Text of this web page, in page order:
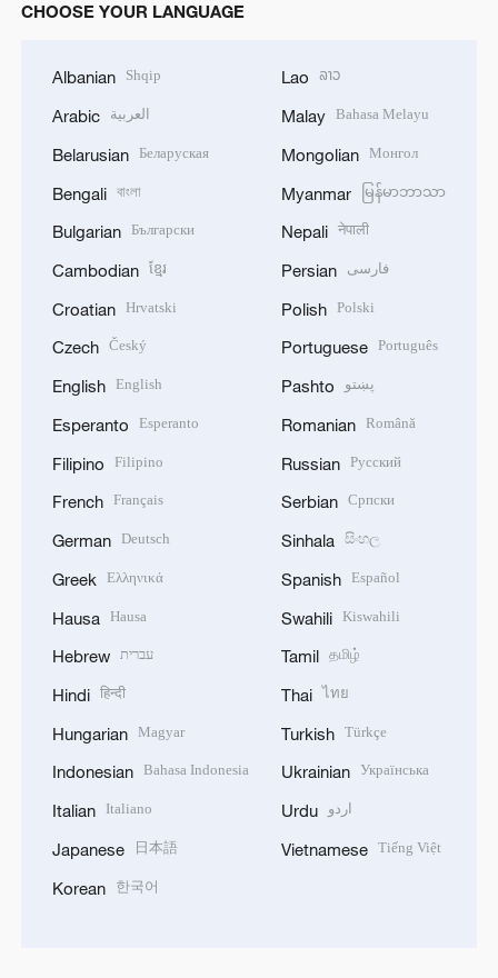
CHOOSE YOUR LANGUAGE
Albanian Shqip
Arabic العربية
Belarusian Беларуская
Bengali বাংলা
Bulgarian Български
Cambodian ខ្មែរ
Croatian Hrvatski
Czech Český
English English
Esperanto Esperanto
Filipino Filipino
French Français
German Deutsch
Greek Ελληνικά
Hausa Hausa
Hebrew עברית
Hindi हिन्दी
Hungarian Magyar
Indonesian Bahasa Indonesia
Italian Italiano
Japanese 日本語
Korean 한국어
Lao ລາວ
Malay Bahasa Melayu
Mongolian Монгол
Myanmar မြန်မာဘာသာ
Nepali नेपाली
Persian فارسی
Polish Polski
Portuguese Português
Pashto پښتو
Romanian Română
Russian Русский
Serbian Српски
Sinhala සිංහල
Spanish Español
Swahili Kiswahili
Tamil தமிழ்
Thai ไทย
Turkish Türkçe
Ukrainian Українська
Urdu اردو
Vietnamese Tiếng Việt